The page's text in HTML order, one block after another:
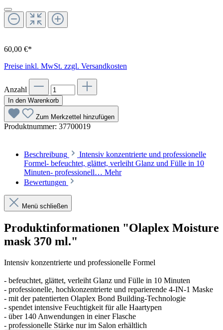
60,00 €*
Preise inkl. MwSt. zzgl. Versandkosten
Anzahl
In den Warenkorb
Zum Merkzettel hinzufügen
Produktnummer: 37700019
Beschreibung
Intensiv konzentrierte und professionelle
Formel- befeuchtet, glättet, verleiht Glanz und Fülle in 10
Minuten- professionell… Mehr
Bewertungen
Menü schließen
Produktinformationen "Olaplex Moisture
mask 370 ml."
Intensiv konzentrierte und professionelle Formel
- befeuchtet, glättet, verleiht Glanz und Fülle in 10 Minuten
- professionelle, hochkonzentrierte und reparierende 4-IN-1 Maske
- mit der patentierten Olaplex Bond Building-Technologie
- spendet intensive Feuchtigkeit für alle Haartypen
- über 140 Anwendungen in einer Flasche
- professionelle Stärke nur im Salon erhältlich